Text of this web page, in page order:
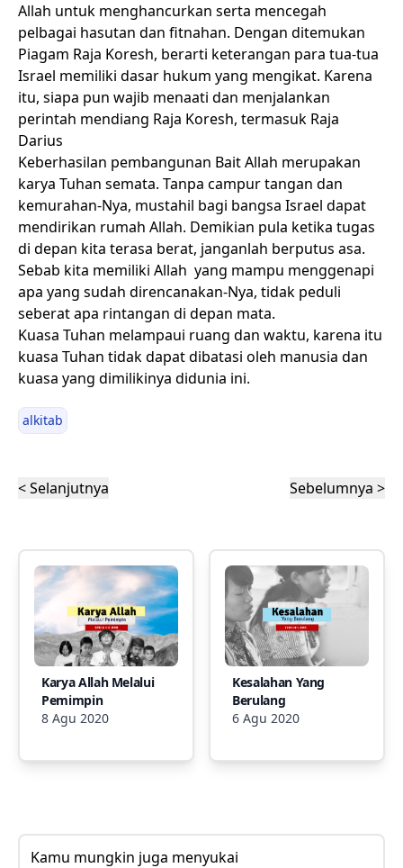
Allah untuk menghancurkan serta mencegah
pelbagai hasutan dan fitnahan. Dengan ditemukan
Piagam Raja Koresh, berarti keterangan para tua-tua
Israel memiliki dasar hukum yang mengikat. Karena
itu, siapa pun wajib menaati dan menjalankan
perintah mendiang Raja Koresh, termasuk Raja
Darius
Keberhasilan pembangunan Bait Allah merupakan
karya Tuhan semata. Tanpa campur tangan dan
kemurahan-Nya, mustahil bagi bangsa Israel dapat
mendirikan rumah Allah. Demikian pula ketika tugas
di depan kita terasa berat, janganlah berputus asa.
Sebab kita memiliki Allah yang mampu menggenapi
apa yang sudah direncanakan-Nya, tidak peduli
seberat apa rintangan di depan mata.
Kuasa Tuhan melampaui ruang dan waktu, karena itu
kuasa Tuhan tidak dapat dibatasi oleh manusia dan
kuasa yang dimilikinya didunia ini.
alkitab
< Selanjutnya Sebelumnya >
Karya Allah Melalui
Pemimpin
8 Agu 2020
Kesalahan Yang
Berulang
6 Agu 2020
Kamu mungkin juga menyukai